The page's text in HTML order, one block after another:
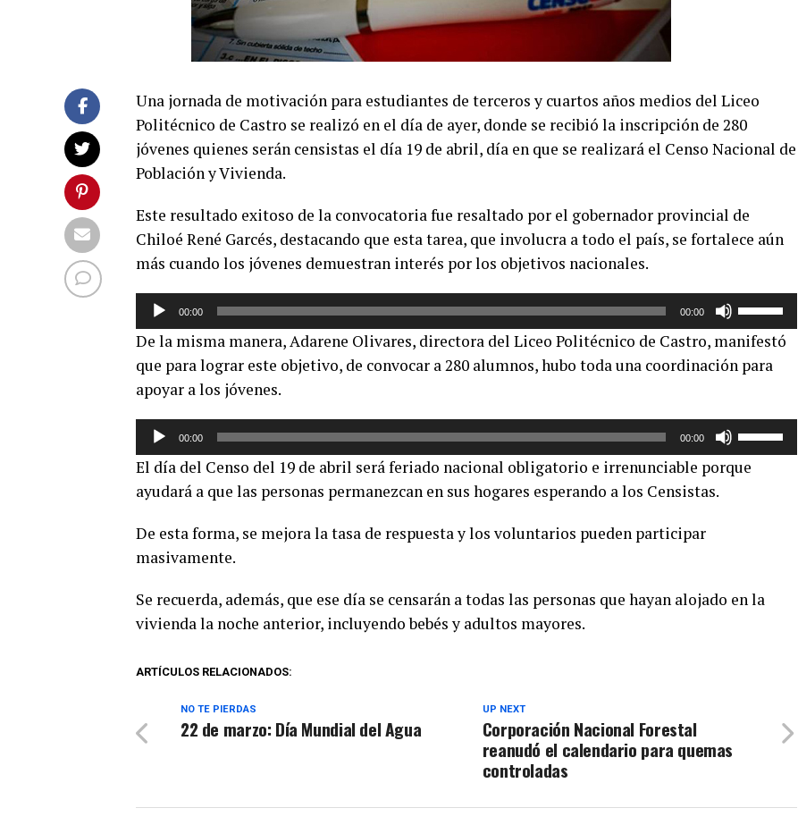
Una jornada de motivación para estudiantes de terceros y cuartos años medios del Liceo
Politécnico de Castro se realizó en el día de ayer, donde se recibió la inscripción de 280
jóvenes quienes serán censistas el día 19 de abril, día en que se realizará el Censo Nacional de
Población y Vivienda.
Este resultado exitoso de la convocatoria fue resaltado por el gobernador provincial de
Chiloé René Garcés, destacando que esta tarea, que involucra a todo el país, se fortalece aún
más cuando los jóvenes demuestran interés por los objetivos nacionales.
Reproductor
audio
00:00 00:00
teclas
de
para
aumentar
o
De la misma manera, Adarene Olivares, directora del Liceo Politécnico de Castro, manifestó
que para lograr este objetivo, de convocar a 280 alumnos, hubo toda una coordinación para
apoyar a los jóvenes.
Reproductor
audio
00:00 00:00
teclas
o
El día del Censo del 19 de abril será feriado nacional obligatorio e irrenunciable porque
ayudará a que las personas permanezcan en sus hogares esperando a los Censistas.
De esta forma, se mejora la tasa de respuesta y los voluntarios pueden participar
masivamente.
Se recuerda, además, que ese día se censarán a todas las personas que hayan alojado en la
vivienda la noche anterior, incluyendo bebés y adultos mayores.
ARTÍCULOS RELACIONADOS:
UP NEXT
Corporación Nacional Forestal
reanudó el calendario para quemas
controladas
NO TE PIERDAS
22 de marzo: Día Mundial del Agua